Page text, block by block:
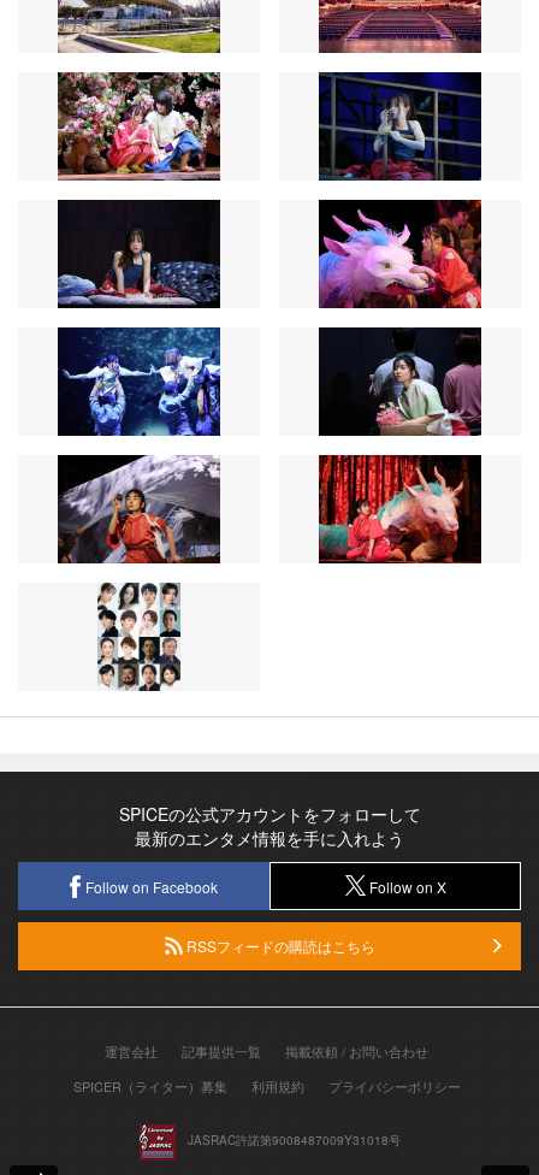
SPICEの公式アカウントをフォローして
最新のエンタメ情報を手に入れよう
Follow on Facebook Follow on X
RSSフィードの購読はこちら
運営会社 記事提供一覧
掲載依頼 / お問い合わせ
SPICER（ライター）募集
利用規約 プライバシーポリシー
JASRAC許諾第9008487009Y31018号